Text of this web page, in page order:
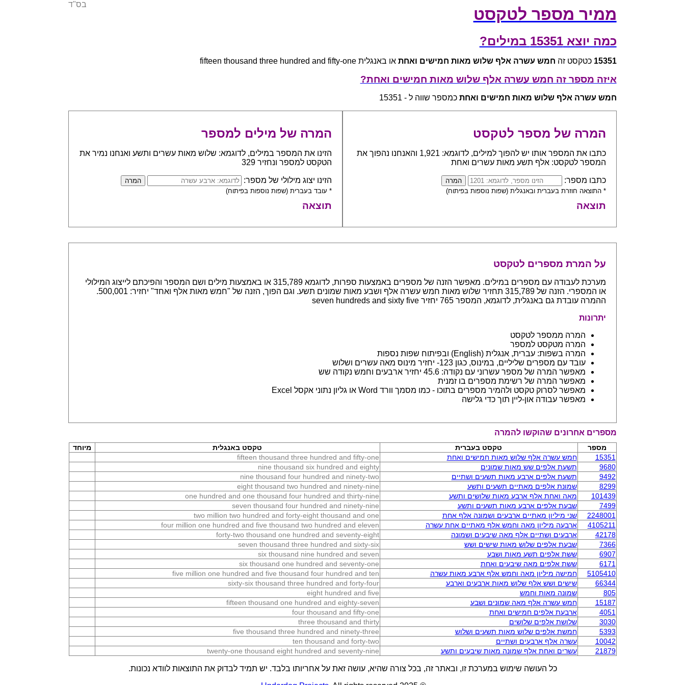
ממיר מספר לטקסט
בס"ד
כמה יוצא 15351 במילים?
15351 כטקסט זה חמש עשרה אלף שלוש מאות חמישים ואחת או באנגלית fifteen thousand three hundred and fifty-one
איזה מספר זה חמש עשרה אלף שלוש מאות חמישים ואחת?
חמש עשרה אלף שלוש מאות חמישים ואחת כמספר שווה ל - 15351
המרה של מספר לטקסט
כתבו את המספר אותו יש להפוך למילים, לדוגמא: 1,921 והאנחנו נהפוך את
המספר לטקסט: אלף תשע מאות עשרים ואחת
כתבו מספר:
* התוצאה חוזרת בעברית ובאנגלית (שפות נוספות בפיתוח)
תוצאה
המרה של מילים למספר
הזינו את המספר במילים, לדוגמא: שלוש מאות עשרים ותשע ואנחנו נמיר את
הטקסט למספר ונחזיר 329
הזינו יצוג מילולי של מספר:
* עובד בעברית (שפות נוספות בפיתוח)
תוצאה
על המרת מספרים לטקסט
מערכת לעבודה עם מספרים במילים. מאפשר הזנה של מספרים באמצעות ספרות, לדוגמא 315,789 או באמצעות מילים ושם המספר והפיכתם לייצוג המילולי
או המספרי. הזנה של 315,789 תחזיר שלוש מאות חמש עשרה אלף ושבע מאות שמונים תשע. וגם הפוך, הזנה של "חמש מאות אלף ואחד" יחזיר: 500,001.
ההמרה עובדת גם באנגלית, לדוגמא, המספר 765 יחזיר seven hundreds and sixty five
יתרונות
המרה ממספר לטקסט
המרה מטקסט למספר
המרה בשפות: עברית, אנגלית (English) ובפיתוח שפות נספות
עובד עם מספרים שליליים, במינוס, כגון 123- יחזיר מינוס מאה עשרים ושלוש
מאפשר המרה של מספר עשרוני עם נקודה: 45.6 יחזיר ארבעים וחמש נקודה שש
מאפשר המרה של רשימת מספרים בו זמנית
מאפשר לסרוק טקסט ולהמיר מספרים בתוכו - כמו מסמך וורד Word או גליון נתוני אקסל Excel
מאפשר עבודה און-ליין תוך כדי גלישה
מספרים אחרונים שהוקשו להמרה
מספר טקסט בעברית טקסט באנגלית
מיוחד
15351
חמש עשרה אלף שלוש מאות חמישים ואחת
fifteen thousand three hundred and fifty-one
9680
תשעת אלפים שש מאות שמונים
nine thousand six hundred and eighty
9492
תשעת אלפים ארבע מאות תשעים ושתיים
nine thousand four hundred and ninety-two
8299
שמונת אלפים מאתיים תשעים ותשע
eight thousand two hundred and ninety-nine
101439
מאה ואחת אלף ארבע מאות שלושים ותשע
one hundred and one thousand four hundred and thirty-nine
7499
שבעת אלפים ארבע מאות תשעים ותשע
seven thousand four hundred and ninety-nine
2248001
שני מיליון מאתיים ארבעים ושמונה אלף אחת
two million two hundred and forty-eight thousand and one
4105211
ארבעה מיליון מאה וחמש אלף מאתיים אחת עשרה
four million one hundred and five thousand two hundred and eleven
42178
ארבעים ושתיים אלף מאה שיבעים ושמונה
forty-two thousand one hundred and seventy-eight
7366
שבעת אלפים שלוש מאות שישים ושש
seven thousand three hundred and sixty-six
6907
ששת אלפים תשע מאות ושבע
six thousand nine hundred and seven
6171
ששת אלפים מאה שיבעים ואחת
six thousand one hundred and seventy-one
5105410
חמישה מיליון מאה וחמש אלף ארבע מאות עשרה
five million one hundred and five thousand four hundred and ten
66344
שישים ושש אלף שלוש מאות ארבעים וארבע
sixty-six thousand three hundred and forty-four
805
שמונה מאות וחמש
eight hundred and five
15187
חמש עשרה אלף מאה שמונים ושבע
fifteen thousand one hundred and eighty-seven
4051
ארבעת אלפים חמישים ואחת
four thousand and fifty-one
3030
שלושת אלפים שלושים
three thousand and thirty
5393
חמשת אלפים שלוש מאות תשעים ושלוש
five thousand three hundred and ninety-three
10042
עשרה אלף ארבעים ושתיים
ten thousand and forty-two
21879
עשרים ואחת אלף שמונה מאות שיבעים ותשע twenty-one thousand eight hundred and seventy-nine
כל העושה שימוש במערכת זו, ובאתר זה, בכל צורה שהיא, עושה זאת על אחריותו בלבד. יש תמיד לבדוק את התוצאות לוודא נכונות.